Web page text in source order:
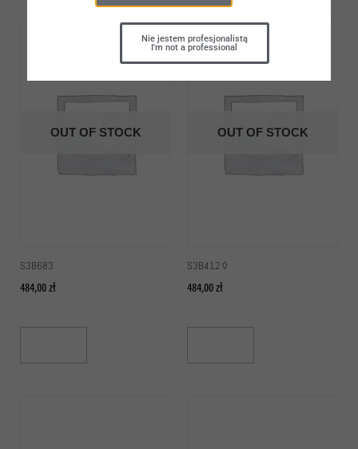
OUT OF STOCK
S3B683
484,00zł
OUT OF STOCK
S3B412 ◊
484,00zł
Nie jestem profesjonalistą
I'm not a professional